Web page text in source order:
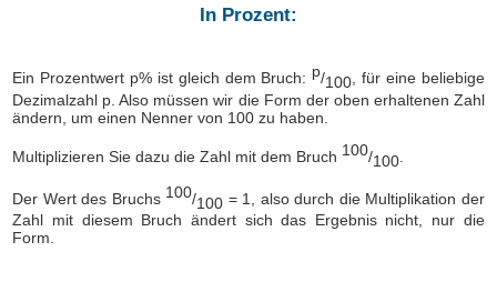
In Prozent:
Ein Prozentwert p% ist gleich dem Bruch: p/100 , für eine beliebige
Dezimalzahl p. Also müssen wir die Form der oben erhaltenen Zahl
ändern, um einen Nenner von 100 zu haben.
Multiplizieren Sie dazu die Zahl mit dem Bruch 100/100
Der Wert des Bruchs 100/100 = 1, also durch die Multiplikation der
Zahl mit diesem Bruch ändert sich das Ergebnis nicht, nur die
Form.